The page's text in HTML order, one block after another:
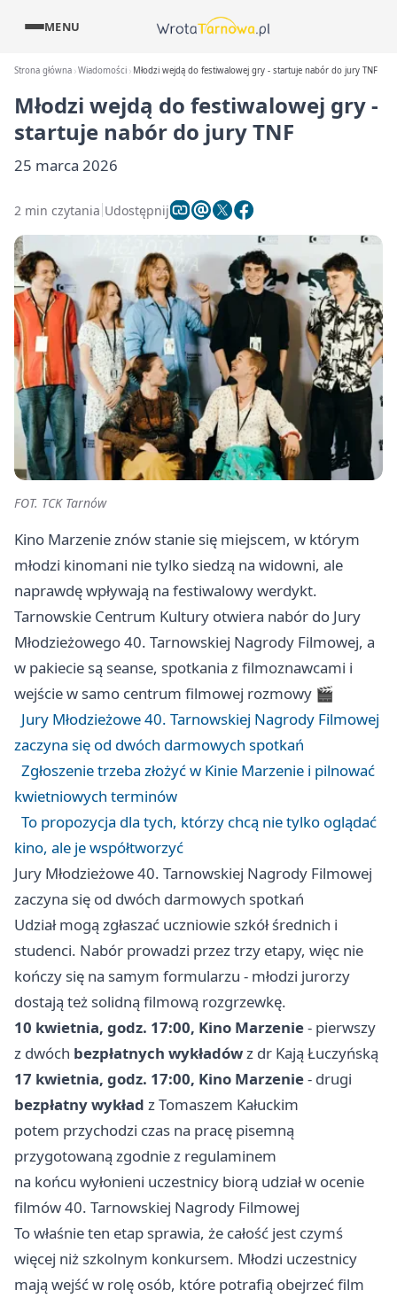
MENU
Strona główna Wiadomości Młodzi wejdą do festiwalowej gry - startuje nabór do jury TNF
Młodzi wejdą do festiwalowej gry -
startuje nabór do jury TNF
25 marca 2026
2 min czytania Udostępnij
FOT. TCK Tarnów
Kino Marzenie znów stanie się miejscem, w którym
młodzi kinomani nie tylko siedzą na widowni, ale
naprawdę wpływają na festiwalowy werdykt.
Tarnowskie Centrum Kultury otwiera nabór do Jury
Młodzieżowego 40. Tarnowskiej Nagrody Filmowej, a
w pakiecie są seanse, spotkania z filmoznawcami i
wejście w samo centrum filmowej rozmowy 🎬
Jury Młodzieżowe 40. Tarnowskiej Nagrody Filmowej
zaczyna się od dwóch darmowych spotkań
Zgłoszenie trzeba złożyć w Kinie Marzenie i pilnować
kwietniowych terminów
To propozycja dla tych, którzy chcą nie tylko oglądać
kino, ale je współtworzyć
Jury Młodzieżowe 40. Tarnowskiej Nagrody Filmowej
zaczyna się od dwóch darmowych spotkań
Udział mogą zgłaszać uczniowie szkół średnich i
studenci. Nabór prowadzi przez trzy etapy, więc nie
kończy się na samym formularzu - młodzi jurorzy
dostają też solidną filmową rozgrzewkę.
10 kwietnia, godz. 17:00, Kino Marzenie- pierwszy
z dwóch bezpłatnych wykładówz dr Kają Łuczyńską
17 kwietnia, godz. 17:00, Kino Marzenie- drugi
bezpłatny wykład z Tomaszem Kałuckim
potem przychodzi czas na pracę pisemną
przygotowaną zgodnie z regulaminem
na końcu wyłonieni uczestnicy biorą udział w ocenie
filmów 40. Tarnowskiej Nagrody Filmowej
To właśnie ten etap sprawia, że całość jest czymś
więcej niż szkolnym konkursem. Młodzi uczestnicy
mają wejść w rolę osób, które potrafią obejrzeć film